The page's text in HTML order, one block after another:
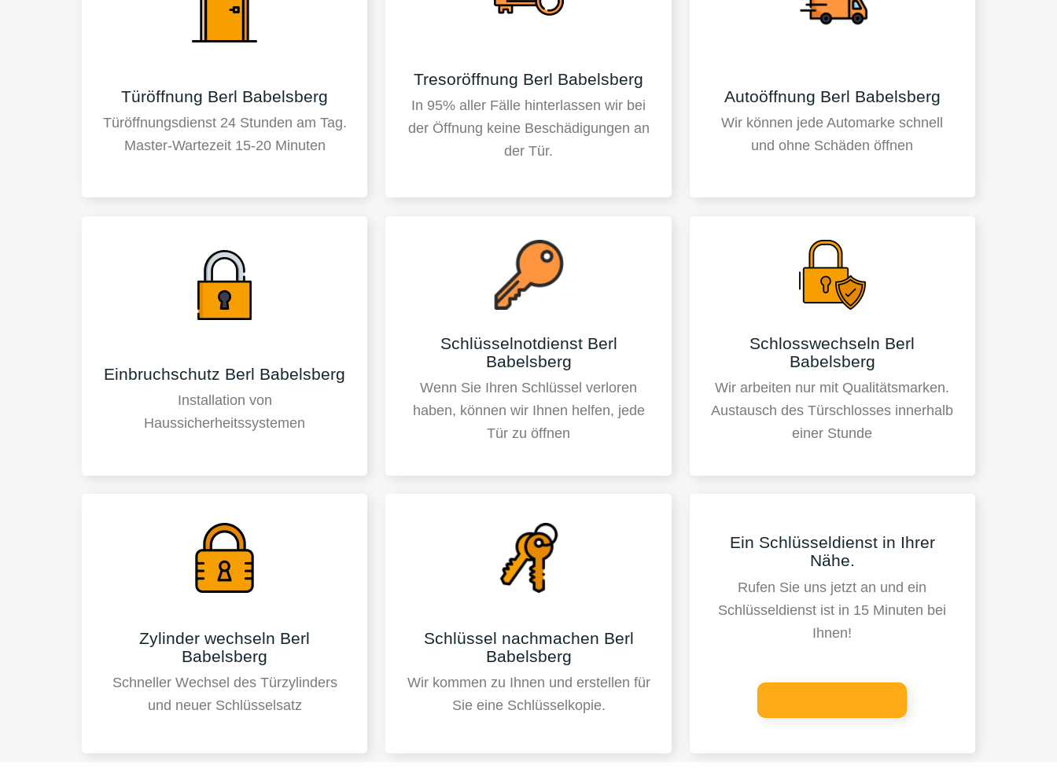
Türöffnung Berl Babelsberg
Türöffnungsdienst 24 Stunden am Tag.
Master-Wartezeit 15-20 Minuten
Tresoröffnung Berl Babelsberg
In 95% aller Fälle hinterlassen wir bei
der Öffnung keine Beschädigungen an
der Tür.
Autoöffnung Berl Babelsberg
Wir können jede Automarke schnell
und ohne Schäden öffnen
Einbruchschutz Berl Babelsberg
Installation von
Haussicherheitssystemen
Schlüsselnotdienst Berl
Babelsberg
Wenn Sie Ihren Schlüssel verloren
haben, können wir Ihnen helfen, jede
Tür zu öffnen
Schlosswechseln Berl
Babelsberg
Wir arbeiten nur mit Qualitätsmarken.
Austausch des Türschlosses innerhalb
einer Stunde
Zylinder wechseln Berl
Babelsberg
Schneller Wechsel des Türzylinders
und neuer Schlüsselsatz
Schlüssel nachmachen Berl
Babelsberg
Wir kommen zu Ihnen und erstellen für
Sie eine Schlüsselkopie.
Ein Schlüsseldienst in Ihrer
Nähe.
Rufen Sie uns jetzt an und ein
Schlüsseldienst ist in 15 Minuten bei
Ihnen!